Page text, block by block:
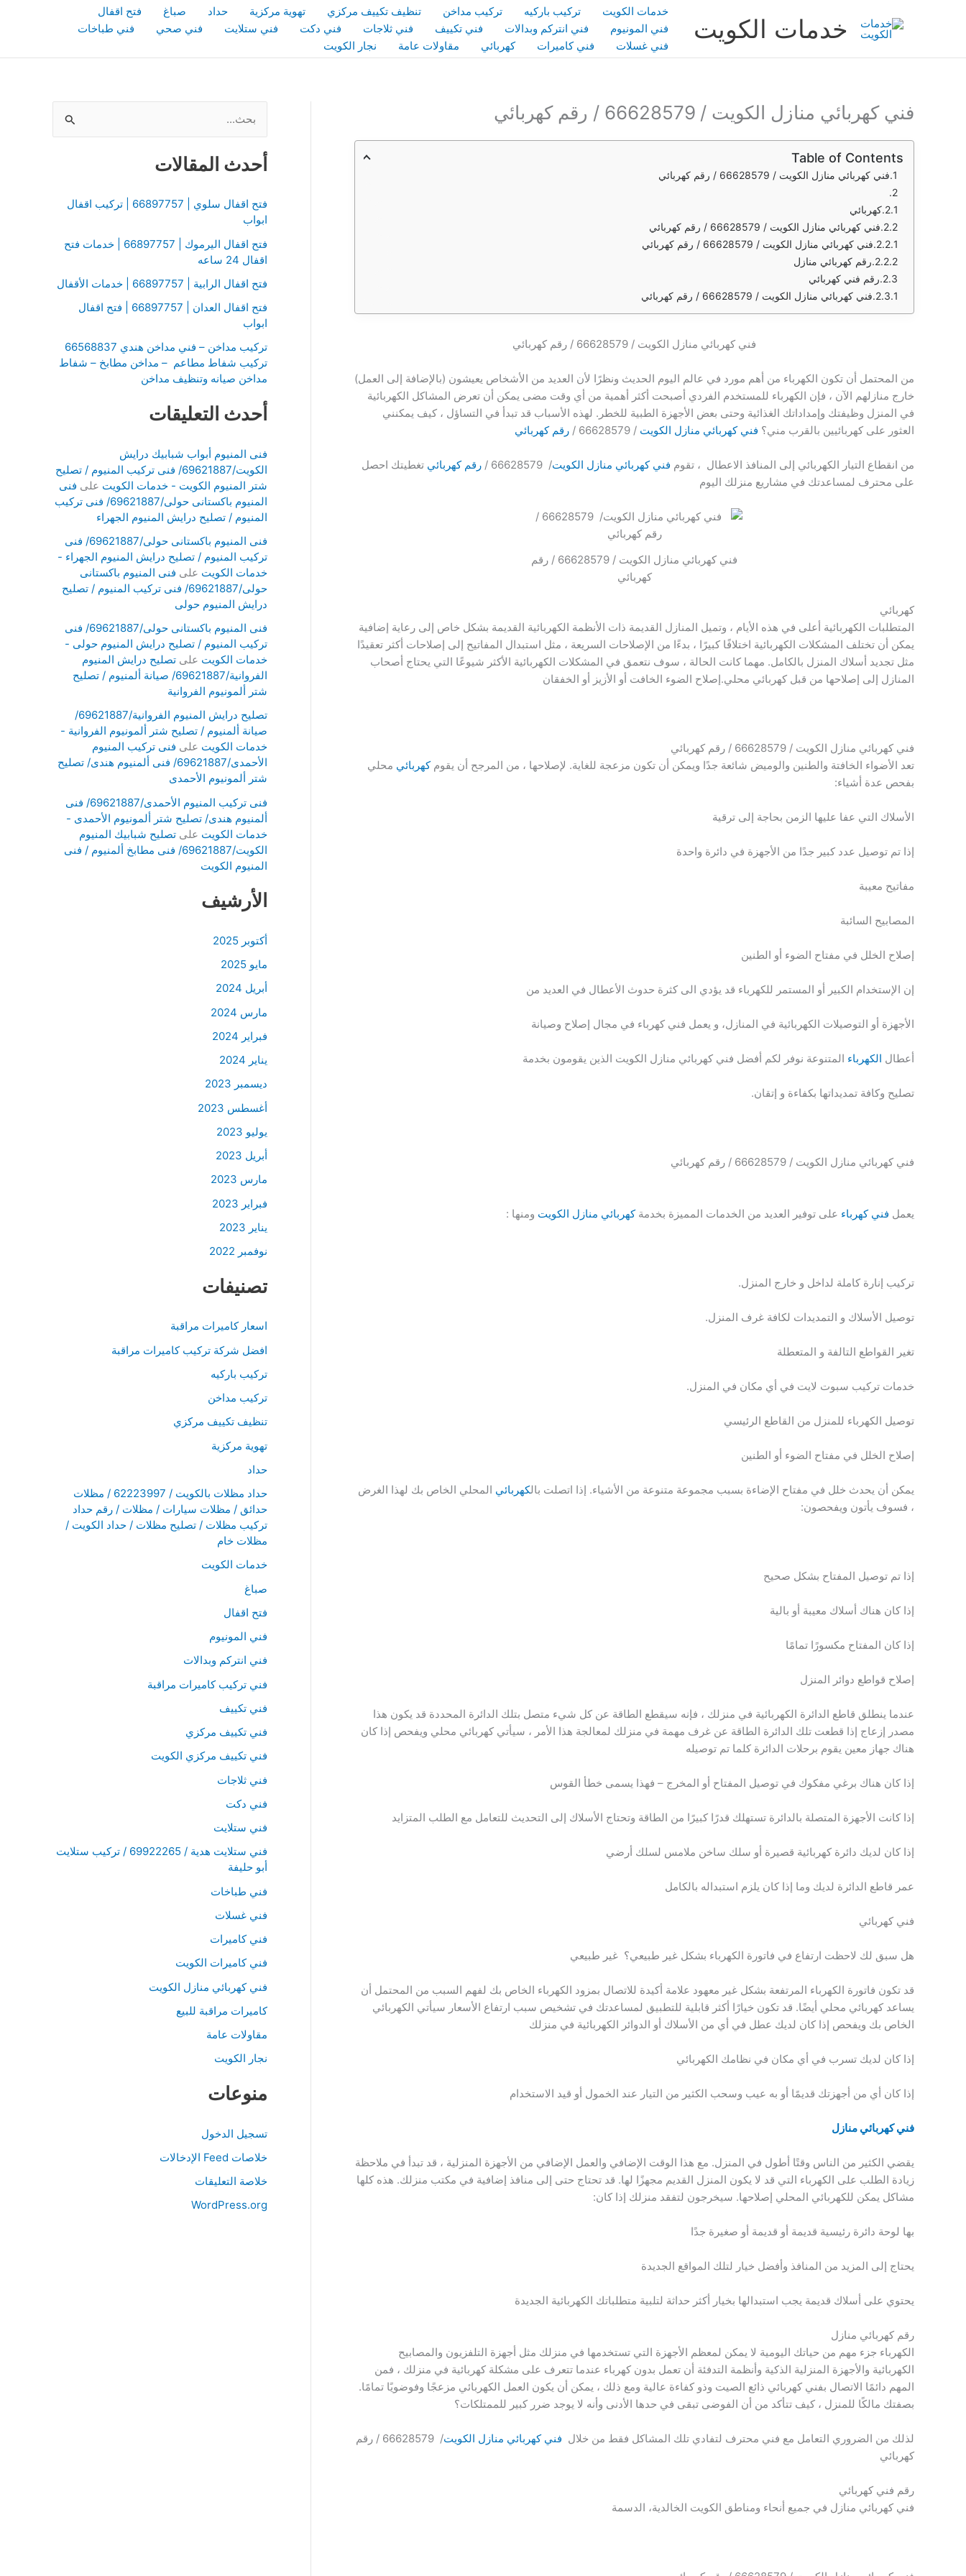
خدمات الكويت
خدمات الكويت تركيب باركيه تركيب مداخن تنظيف تكييف مركزي تهوية مركزية حداد صباغ
فتح اقفال
فني المونيوم
فني انتركم وبدالات فني تكييف فني ثلاجات فني دكت فني ستلايت فني صحي
فني طباخات
فني غسلات
فني كاميرات كهربائي مقاولات عامة نجار الكويت
فني كهربائي منازل الكويت / 66628579 / رقم كهربائي
Table of Contents
فني كهربائي منازل الكويت / 66628579 / رقم كهربائي
كهربائي
فني كهربائي منازل الكويت / 66628579 / رقم كهربائي
فني كهربائي منازل الكويت / 66628579 / رقم كهربائي
رقم كهربائي منازل
رقم فني كهربائي
فني كهربائي منازل الكويت / 66628579 / رقم كهربائي
فني كهربائي منازل الكويت / 66628579 / رقم كهربائي
من المحتمل أن تكون الكهرباء من أهم مورد في عالم اليوم الحديث ونظرًا لأن العديد من الأشخاص يعيشون (بالإضافة إلى العمل)
خارج منازلهم الآن ، فإن الكهرباء للمستخدم الفردي أصبحت أكثر أهمية من أي وقت مضى يمكن أن تعرض المشاكل الكهربائية
في المنزل وظيفتك وإمداداتك الغذائية وحتى بعض الأجهزة الطبية للخطر. لهذه الأسباب قد تبدأ في التساؤل ، كيف يمكنني
العثور على كهربائيين بالقرب مني؟ فني كهربائي منازل الكويت / 66628579 / رقم كهربائي
من انقطاع التيار الكهربائي إلى المنافذ الاعطال ، تقوم فني كهربائي منازل الكويت/ 66628579 / رقم كهربائي تغطيتك احصل
على محترف لمساعدتك في مشاريع منزلك اليوم
فني كهربائي منازل الكويت / 66628579 / رقم
كهربائي
كهربائي
المتطلبات الكهربائية أعلى في هذه الأيام ، وتميل المنازل القديمة ذات الأنظمة الكهربائية القديمة بشكل خاص إلى رعاية إضافية
يمكن أن تختلف المشكلات الكهربائية اختلافًا كبيرًا ، بدءًا من الإصلاحات السريعة ، مثل استبدال المفاتيح إلى إصلاحات أكثر تعقيدًا
مثل تجديد أسلاك المنزل بالكامل. مهما كانت الحالة ، سوف نتعمق في المشكلات الكهربائية الأكثر شيوعًا التي يحتاج أصحاب
المنازل إلى إصلاحها من قبل كهربائي محلي.إصلاح الضوء الخافت أو الأزيز أو الخفقان
فني كهربائي منازل الكويت / 66628579 / رقم كهربائي
تعد الأضواء الخافتة والطنين والوميض شائعة جدًا ويمكن أن تكون مزعجة للغاية. لإصلاحها ، من المرجح أن يقومكهربائي محلي
بفحص عدة أشياء:
الأسلاك التي عفا عليها الزمن بحاجة إلى ترقية
إذا تم توصيل عدد كبير جدًا من الأجهزة في دائرة واحدة
مفاتيح معيبة
المصابيح السائبة
إصلاح الخلل في مفتاح الضوء أو الطنين
إن الإستخدام الكبير أو المستمر للكهرباء قد يؤدي الى كثرة حدوث الأعطال في العديد من
الأجهزة أو التوصيلات الكهربائية في المنازل، و يعمل فني كهرباء في مجال إصلاح وصيانة
أعطال الكهرباء المتنوعة نوفر لكم أفضل فني كهربائي منازل الكويت الذين يقومون بخدمة
تصليح وكافة تمديداتها بكفاءة و إتقان.
فني كهربائي منازل الكويت / 66628579 / رقم كهربائي
يعمل فني كهرباء على توفير العديد من الخدمات المميزة بخدمة كهربائي منازل الكويت ومنها :
تركيب إنارة كاملة لداخل و خارج المنزل.
توصيل الأسلاك و التمديدات لكافة غرف المنزل.
تغير القواطع التالفة و المتعطلة
خدمات تركيب سبوت لايت في أي مكان في المنزل.
توصيل الكهرباء للمنزل من القاطع الرئيسي
إصلاح الخلل في مفتاح الضوء أو الطنين
يمكن أن يحدث خلل في مفتاح الإضاءة بسبب مجموعة متنوعة من الأشياء. إذا اتصلت بالكهربائي المحلي الخاص بك لهذا الغرض
، فسوف يأتون ويفحصون:
إذا تم توصيل المفتاح بشكل صحيح
إذا كان هناك أسلاك معيبة أو بالية
إذا كان المفتاح مكسورًا تمامًا
إصلاح قواطع دوائر المنزل
عندما ينطلق قاطع الدائرة الكهربائية في منزلك ، فإنه سيقطع الطاقة عن كل شيء متصل بتلك الدائرة المحددة قد يكون هذا
مصدر إزعاج إذا قطعت تلك الدائرة الطاقة عن غرف مهمة في منزلك لمعالجة هذا الأمر ، سيأتي كهربائي محلي ويفحص إذا كان
هناك جهاز معين يقوم برحلات الدائرة كلما تم توصيله
إذا كان هناك برغي مفكوك في توصيل المفتاح أو المخرج – فهذا يسمى خطأ القوس
إذا كانت الأجهزة المتصلة بالدائرة تستهلك قدرًا كبيرًا من الطاقة وتحتاج الأسلاك إلى التحديث للتعامل مع الطلب المتزايد
إذا كان لديك دائرة كهربائية قصيرة أو سلك ساخن ملامس لسلك أرضي
عمر قاطع الدائرة لديك وما إذا كان يلزم استبداله بالكامل
فني كهربائي
هل سبق لك لاحظت ارتفاع في فاتورة الكهرباء بشكل غير طبيعي؟ غير طبيعي
قد تكون فاتورة الكهرباء المرتفعة بشكل غير معهود علامة أكيدة للاتصال بمزود الكهرباء الخاص بك لفهم السبب من المحتمل أن
يساعد كهربائي محلي أيضًا. قد تكون خيارًا أكثر قابلية للتطبيق لمساعدتك في تشخيص سبب ارتفاع الأسعار سيأتي الكهربائي
الخاص بك ويفحص إذا كان لديك عطل في أي من الأسلاك أو الدوائر الكهربائية في منزلك
إذا كان لديك تسرب في أي مكان في نظامك الكهربائي
إذا كان أي من أجهزتك قديمًا أو به عيب وسحب الكثير من التيار عند الخمول أو قيد الاستخدام
فني كهربائي منازل
يقضي الكثير من الناس وقتًا أطول في المنزل. مع هذا الوقت الإضافي والعمل الإضافي من الأجهزة المنزلية ، قد تبدأ في ملاحظة
زيادة الطلب على الكهرباء التي قد لا يكون المنزل القديم مجهزًا لها. قد تحتاج حتى إلى منافذ إضافية في مكتب منزلك. هذه كلها
مشاكل يمكن للكهربائي المحلي إصلاحها. سيخرجون لتفقد منزلك إذا كان:
بها لوحة دائرة رئيسية قديمة أو قديمة أو صغيرة جدًا
يحتاج إلى المزيد من المنافذ وأفضل خيار لتلك المواقع الجديدة
يحتوي على أسلاك قديمة يجب استبدالها بخيار أكثر حداثة لتلبية متطلباتك الكهربائية الجديدة
رقم كهربائي منازل
الكهرباء جزء مهم من حياتك اليومية لا يمكن لمعظم الأجهزة التي تستخدمها في منزلك مثل أجهزة التلفزيون والمصابيح
الكهربائية والأجهزة المنزلية الذكية وأنظمة التدفئة أن تعمل بدون كهرباء عندما تتعرف على مشكلة كهربائية في منزلك ، فمن
المهم دائمًا الاتصال بفني كهربائي ذائع الصيت وذو كفاءة عالية ومع ذلك ، يمكن أن يكون العمل الكهربائي مزعجًا وفوضويًا تمامًا.
بصفتك مالكًا للمنزل ، كيف تتأكد من أن الفوضى تبقى في حدها الأدنى وأنه لا يوجد ضرر كبير للممتلكات؟
لذلك من الضروري التعامل مع فني محترف لتفادي تلك المشاكل فقط من خلال فني كهربائي منازل الكويت
/ 66628579 / رقم
كهربائي
رقم فني كهربائي
فني كهربائي منازل في جميع أنحاء ومناطق الكويت الخالدية، الدسمة
ث
ع
ن
أحدث المقالات
فتح اقفال سلوي | 66897757 | تركيب اقفال
ابواب
فتح اقفال اليرموك | 66897757 | خدمات فتح
اقفال 24 ساعه
فتح اقفال الرابية | 66897757 | خدمات الأقفال
فتح اقفال العدان | 66897757 | فتح اقفال
ابواب
تركيب شفاط مطاعم – مداخن مطابخ – شفاط
مداخن صيانه وتنظيف مداخن
أحدث التعليقات
فنى المنيوم أبواب شبابيك درايش
الكويت/69621887/ فنى تركيب المنيوم / تصليح
شتر المنيوم الكويت - خدمات الكويت على فنى
المنيوم باكستانى حولى/69621887/ فنى تركيب
المنيوم / تصليح درايش المنيوم الجهراء
فنى المنيوم باكستانى حولى/69621887/ فنى
تركيب المنيوم / تصليح درايش المنيوم الجهراء -
خدمات الكويت على فنى المنيوم باكستانى
حولى/69621887/ فنى تركيب المنيوم / تصليح
درايش المنيوم حولى
فنى المنيوم باكستانى حولى/69621887/ فنى
تركيب المنيوم / تصليح درايش المنيوم حولى -
خدمات الكويت على تصليح درايش المنيوم
الفروانية/69621887/ صيانة ألمنيوم / تصليح
شتر ألمونيوم الفروانية
تصليح درايش المنيوم الفروانية/69621887/
صيانة ألمنيوم / تصليح شتر ألمونيوم الفروانية -
خدمات الكويت على فنى تركيب المنيوم
الأحمدى/69621887/ فنى ألمنيوم هندى/ تصليح
شتر ألمونيوم الأحمدى
فنى تركيب المنيوم الأحمدى/69621887/ فنى
ألمنيوم هندى/ تصليح شتر ألمونيوم الأحمدى -
خدمات الكويت على تصليح شبابيك المنيوم
الكويت/69621887/ فنى مطابخ ألمنيوم / فنى
المنيوم الكويت
الأرشيف
أكتوبر 2025
مايو 2025
أبريل 2024
مارس 2024
فبراير 2024
يناير 2024
ديسمبر 2023
أغسطس 2023
يوليو 2023
أبريل 2023
مارس 2023
فبراير 2023
يناير 2023
نوفمبر 2022
تصنيفات
اسعار كاميرات مراقبة
افضل شركة تركيب كاميرات مراقبة
تركيب باركيه
تركيب مداخن
تنظيف تكييف مركزي
تهوية مركزية
حداد
حداد مظلات بالكويت / 62223997 / مظلات
حدائق / مظلات سيارات / مظلات / رقم حداد
تركيب مظلات / تصليح مظلات / حداد الكويت /
مظلات خام
خدمات الكويت
صباغ
فتح اقفال
فني المونيوم
فني انتركم وبدالات
فني تركيب كاميرات مراقبة
فني تكييف
فني تكييف مركزي
فني تكييف مركزي الكويت
فني ثلاجات
فني دكت
فني ستلايت
فني ستلايت هدية / 69922265 / تركيب ستلايت
أبو حليفة
فني طباخات
فني غسلات
فني كاميرات
فني كاميرات الكويت
فني كهربائي منازل الكويت
كاميرات مراقبة للبيع
مقاولات عامة
نجار الكويت
منوعات
تسجيل الدخول
خلاصات Feed الإدخالات
خلاصة التعليقات
WordPress.org